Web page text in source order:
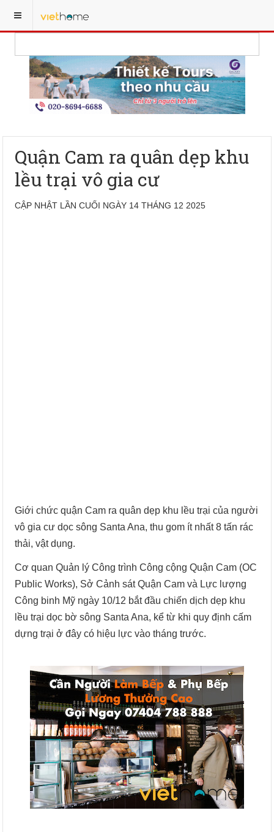
Quận Cam ra quân dẹp khu
lều trại vô gia cư
CẬP NHẬT LẦN CUỐI NGÀY 14 THÁNG 12 2025
Giới chức quận Cam ra quân dẹp khu lều trại của người
vô gia cư dọc sông Santa Ana, thu gom ít nhất 8 tấn rác
thải, vật dụng.
Cơ quan Quản lý Công trình Công cộng Quận Cam (OC
Public Works), Sở Cảnh sát Quận Cam và Lực lượng
Công binh Mỹ ngày 10/12 bắt đầu chiến dịch dẹp khu
lều trại dọc bờ sông Santa Ana, kể từ khi quy định cấm
dựng trại ở đây có hiệu lực vào tháng trước.